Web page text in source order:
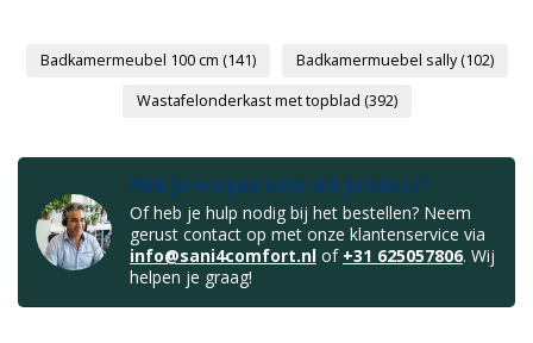
Badkamermeubel 100 cm (141) Badkamermuebel sally(102)
Wastafelonderkast met topblad (392)
Heb je vragen over dit product?
Of heb je hulp nodig bij het bestellen? Neem
gerust contact op met onze klantenservice via
info@sani4comfort.nl of +31 625057806. Wij
helpen je graag!